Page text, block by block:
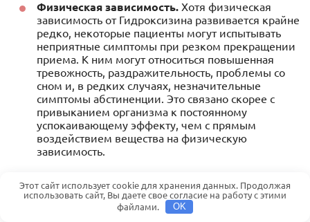
Физическая зависимость. Хотя физическая
зависимость от Гидроксизина развивается крайне
редко, некоторые пациенты могут испытывать
неприятные симптомы при резком прекращении
приема. К ним могут относиться повышенная
тревожность, раздражительность, проблемы со
сном и, в редких случаях, незначительные
симптомы абстиненции. Это связано скорее с
привыканием организма к постоянному
успокаивающему эффекту, чем с прямым
воздействием вещества на физическую
зависимость.
Для снижения рисков привыкания и развития
зависимости врачи рекомендуют использовать
средство короткими курсами, соблюдая
Этот сайт использует cookie для хранения данных. Продолжая
использовать сайт, Вы даете свое согласие на работу с этими
файлами.
OK